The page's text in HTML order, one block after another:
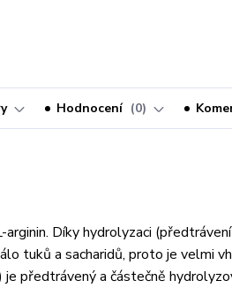
Hodnocení 0
arginin. Díky hydrolyzaci
tuků a sacharidů, proto je velmi
předtrávený a částečně